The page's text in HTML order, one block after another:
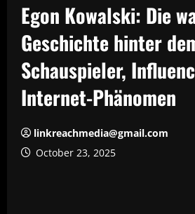
Egon Kowalski: Die
Geschichte hinter
Schauspieler,
Internet-Phänomen
linkreachmedia@gmail.com
October 23, 2025